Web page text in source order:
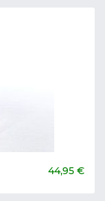
44,95 €